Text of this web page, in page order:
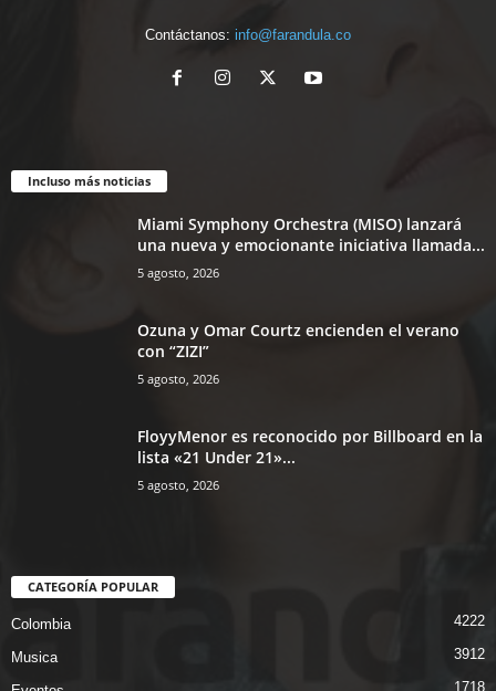
Contáctanos: info@farandula.co
Incluso más noticias
Miami Symphony Orchestra (MISO) lanzará
una nueva y emocionante iniciativa llamada...
5 agosto, 2026
Ozuna y Omar Courtz encienden el verano
con “ZIZI”
5 agosto, 2026
FloyyMenor es reconocido por Billboard en la
lista «21 Under 21»...
5 agosto, 2026
CATEGORÍA POPULAR
Colombia 4222
Musica 3912
1718